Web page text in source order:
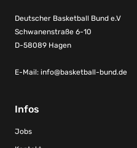
Deutscher Basketball Bund e.V
Schwanenstraße 6-10
D-58089 Hagen
E-Mail: info@basketball-bund.de
Infos
Jobs